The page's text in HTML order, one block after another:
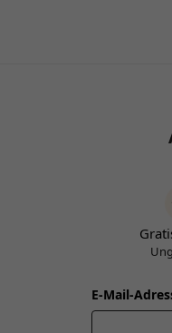
E-Mail-